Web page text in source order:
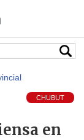
CHUBUT
en